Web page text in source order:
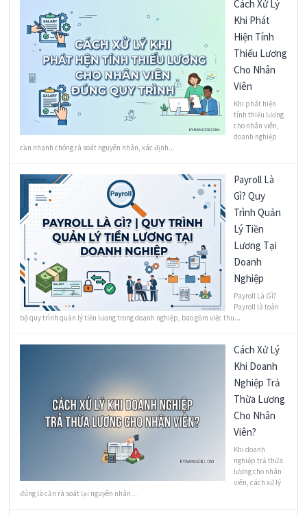
Cách Xử Lý
Khi Phát
Hiện Tính
Thiếu Lương
Cho Nhân
Viên
Khi phát hiện
tính thiếu lương
cho nhân viên,
doanh nghiệp
cần nhanh chóng rà soát nguyên nhân, xác định...
Payroll Là
Gì? Quy
Trình Quản
Lý Tiền
Lương Tại
Doanh
Nghiệp
Payroll Là Gì?
Payroll là toàn
bộ quy trình quản lý tiền lương trong doanh nghiệp, bao gồm việc thu...
Cách Xử Lý
Khi Doanh
Nghiệp Trả
Thừa Lương
Cho Nhân
Viên?
Khi doanh
nghiệp trả thừa
lương cho nhân
viên, cách xử lý
đúng là cần rà soát lại nguyên nhân...